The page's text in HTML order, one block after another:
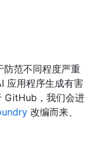
防范不同程度严重
应用程序生成有害
GitHub，我们会进
改编而来、